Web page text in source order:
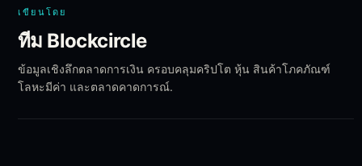
เขียนโดย
ทีม Blockcircle
ข้อมูลเชิงลึกตลาดการเงิน ครอบคลุมคริปโต หุ้น สินค้าโภคภัณฑ์
โลหะมีค่า และตลาดคาดการณ์.